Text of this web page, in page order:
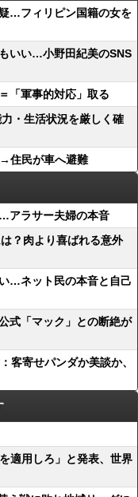
…フィリピン国籍の女を
いい…小野田紀美のSNS
「軍事的対応」取る
・生活状況を厳しく確
住民が車へ避難
アラサー夫婦の本音
？肉より喜ばれる意外
…ネット民の本音と自己
式「マック」との断絶が
客寄せパンダか美談か、
適用しろ」と発表、世界